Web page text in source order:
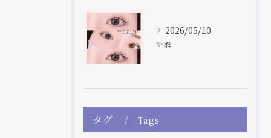
2026/05/10
✨🎀
タグ Tags